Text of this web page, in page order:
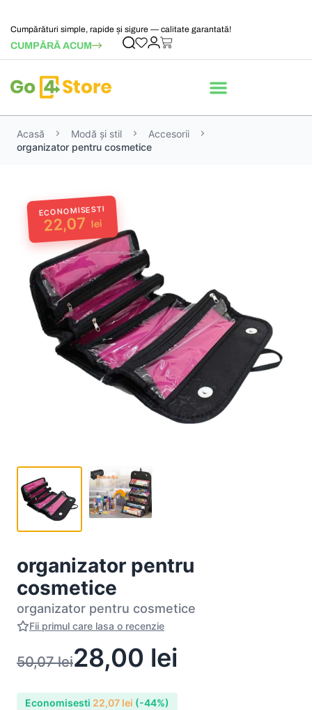
Cumpărături simple, rapide și sigure — calitate garantată!
CUMPĂRĂ ACUM
Acasă Modă și stil
Accesorii
organizator pentru cosmetice
ECONOMISESTI
22,07 lei
organizator pentru
cosmetice
organizator pentru cosmetice
Fii primul care lasa o recenzie
50,07lei28,00 lei
Economisesti 22,07 lei (-44%)